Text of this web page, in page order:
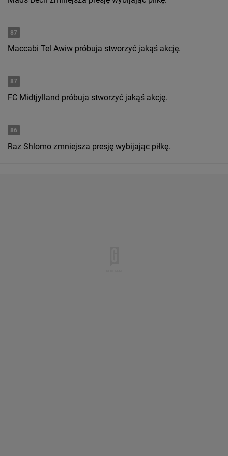
87
Maccabi Tel Awiw próbuja stworzyć jakąś akcję.
87
FC Midtjylland próbuja stworzyć jakąś akcję.
86
Raz Shlomo zmniejsza presję wybijając piłkę.